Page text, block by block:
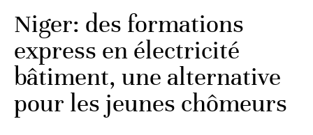
Niger: des formations
express en électricité
bâtiment, une alternative
pour les jeunes chômeurs